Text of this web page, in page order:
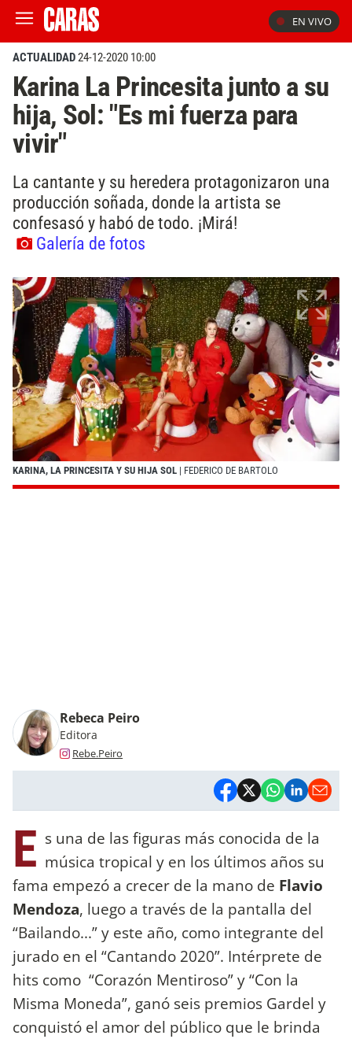
EN VIVO
ACTUALIDAD24-12-2020 10:00
Karina La Princesita junto a su
hija, Sol: "Es mi fuerza para
vivir"
La cantante y su heredera protagonizaron una
producción soñada, donde la artista se
confesasó y habó de todo. ¡Mirá!
Galería de fotos
KARINA, LA PRINCESITA Y SU HIJA SOL | FEDERICO DE BARTOLO
Rebeca Peiro
Editora
Rebe.Peiro
E s una de las figuras más conocida de la
música tropical y en los últimos años su
fama empezó a crecer de la mano de Flavio
Mendoza, luego a través de la pantalla del
“Bailando...” y este año, como integrante del
jurado en el “Cantando 2020”. Intérprete de
hits como “Corazón Mentiroso” y “Con la
Misma Moneda”, ganó seis premios Gardel y
conquistó el amor del público que le brinda